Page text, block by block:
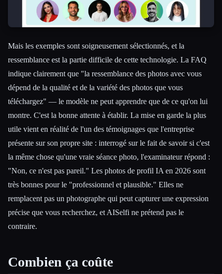
Mais les exemples sont soigneusement sélectionnés, et la
ressemblance est la partie difficile de cette technologie. La FAQ
indique clairement que "la ressemblance des photos avec vous
dépend de la qualité et de la variété des photos que vous
téléchargez" — le modèle ne peut apprendre que de ce qu'on lui
montre. C'est la bonne attente à établir. La mise en garde la plus
utile vient en réalité de l'un des témoignages que l'entreprise
présente sur son propre site : interrogé sur le fait de savoir si c'est
la même chose qu'une vraie séance photo, l'examinateur répond :
"Non, ce n'est pas pareil." Les photos de profil IA en 2026 sont
très bonnes pour le "professionnel et plausible." Elles ne
remplacent pas un photographe qui peut capturer une expression
précise que vous recherchez, et AISelfi ne prétend pas le
contraire.
Combien ça coûte